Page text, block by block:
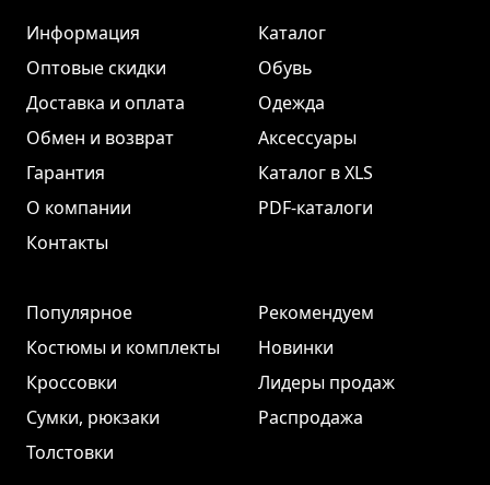
Информация
Оптовые скидки
Доставка и оплата
Обмен и возврат
Гарантия
О компании
Контакты
Каталог
Обувь
Одежда
Аксессуары
Каталог в XLS
PDF-каталоги
Популярное
Костюмы и комплекты
Кроссовки
Сумки, рюкзаки
Толстовки
Рекомендуем
Новинки
Лидеры продаж
Распродажа